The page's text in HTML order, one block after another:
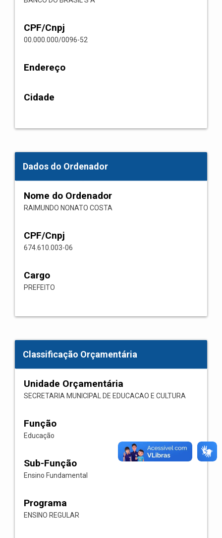
CPF/Cnpj
00.000.000/0096-52
Endereço
Cidade
Dados do Ordenador
Nome do Ordenador
RAIMUNDO NONATO COSTA
CPF/Cnpj
674.610.003-06
Cargo
PREFEITO
Classificação Orçamentária
Unidade Orçamentária
SECRETARIA MUNICIPAL DE EDUCACAO E CULTURA
Função
Educação
Sub-Função
Ensino Fundamental
Programa
ENSINO REGULAR